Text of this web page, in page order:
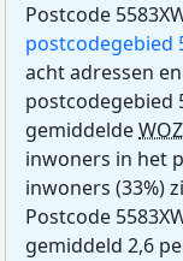
Postcode
postcodegebied
acht adressen
postcodegebied
gemiddeldeWOZ
inwoners in het
inwoners (33%)
Postcode
gemiddeld 2,6